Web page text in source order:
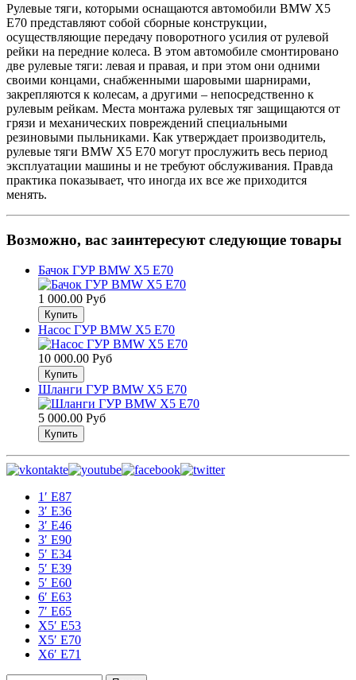
Рулевые тяги, которыми оснащаются автомобили BMW Х5
Е70 представляют собой сборные конструкции,
осуществляющие передачу поворотного усилия от рулевой
рейки на передние колеса. В этом автомобиле смонтировано
две рулевые тяги: левая и правая, и при этом они одними
своими концами, снабженными шаровыми шарнирами,
закрепляются к колесам, а другими – непосредственно к
рулевым рейкам. Места монтажа рулевых тяг защищаются от
грязи и механических повреждений специальными
резиновыми пыльниками. Как утверждает производитель,
рулевые тяги BMW Х5 Е70 могут прослужить весь период
эксплуатации машины и не требуют обслуживания. Правда
практика показывает, что иногда их все же приходится
менять.
Возможно, вас заинтересуют следующие товары
Бачок ГУР BMW Х5 Е70
1 000.00 Руб
Насос ГУР BMW Х5 Е70
10 000.00 Руб
Шланги ГУР BMW Х5 Е70
5 000.00 Руб
1′ E87
3′ E36
3′ E46
3′ E90
5′ E34
5′ E39
5′ E60
6′ E63
7′ E65
Х5′ E53
X5′ E70
X6′ E71